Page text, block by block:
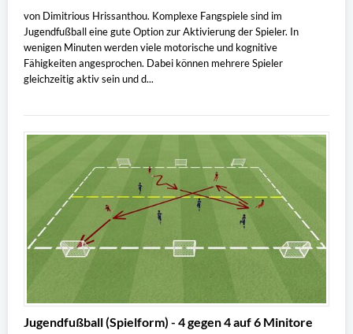
von Dimitrious Hrissanthou. Komplexe Fangspiele sind im
Jugendfußball eine gute Option zur Aktivierung der Spieler. In
wenigen Minuten werden viele motorische und kognitive
Fähigkeiten angesprochen. Dabei können mehrere Spieler
gleichzeitig aktiv sein und d...
Jugendfußball (Spielform) - 4 gegen 4 auf 6 Minitore